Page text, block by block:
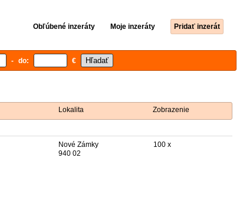
Obľúbené inzeráty Moje inzeráty Pridať inzerát
- do: €
Lokalita Zobrazenie
Nové Zámky
940 02
100 x